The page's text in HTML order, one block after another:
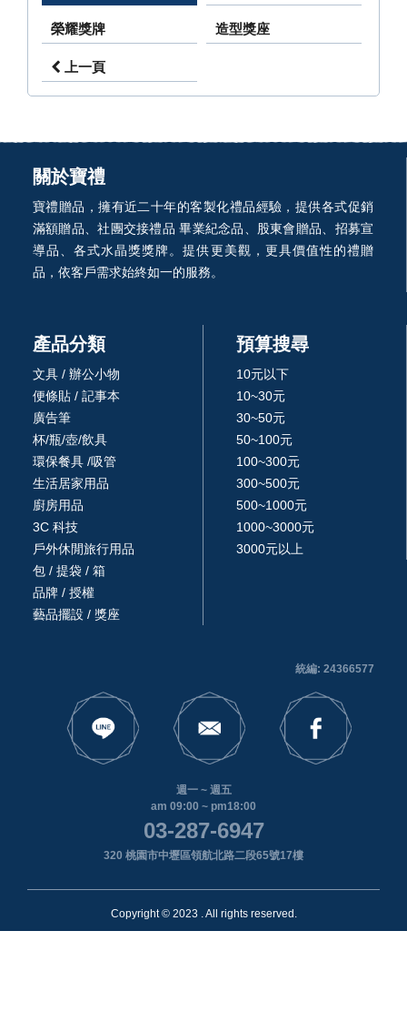
榮耀獎牌 造型獎座
上一頁
關於寶禮
寶禮贈品，擁有近二十年的客製化禮品經驗，提供各式促銷
滿額贈品、社團交接禮品 畢業紀念品、股東會贈品、招募宣
導品、各式水晶獎獎牌。提供更美觀，更具價值性的禮贈
品，依客戶需求始終如一的服務。
產品分類
文具 / 辦公小物
便條貼 / 記事本
廣告筆
杯/瓶/壺/飲具
環保餐具 /吸管
生活居家用品
廚房用品
3C 科技
戶外休閒旅行用品
包 / 提袋 / 箱
品牌 / 授權
藝品擺設 / 獎座
預算搜尋
10元以下
10~30元
30~50元
50~100元
100~300元
300~500元
500~1000元
1000~3000元
3000元以上
統編: 24366577
週一 ~ 週五
am 09:00 ~ pm18:00
03-287-6947
320 桃園市中壢區領航北路二段65號17樓
Copyright © 2023 . All rights reserved.